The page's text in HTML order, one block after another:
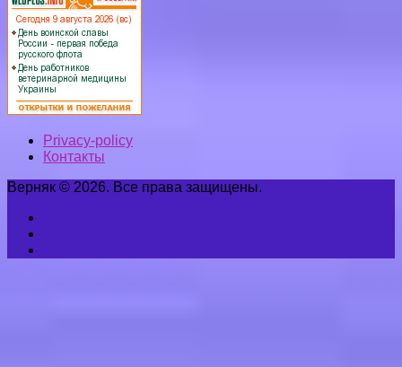
Privacy-policy
Контакты
Верняк © 2026. Все права защищены.